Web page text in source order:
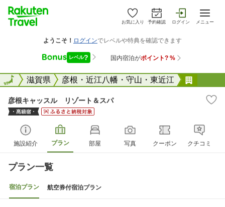
お気に入り 予約確認 ログイン メニュー
全国滋賀県 彦根・近江八幡・守山・東近江
全国
彦根キャッスル リゾート＆スパ
施設紹介 プラン 部屋 写真 クーポン クチコミ
プラン一覧
宿泊プラン 航空券付宿泊プラン